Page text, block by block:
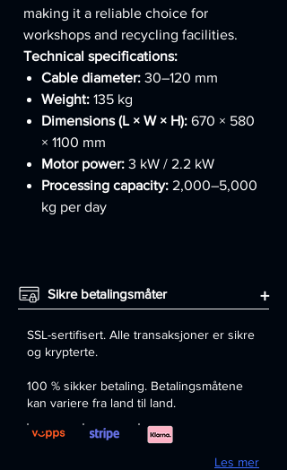
making it a reliable choice for
workshops and recycling facilities.
Technical specifications:
Cable diameter: 30–120 mm
Weight: 135 kg
Dimensions (L × W × H): 670 × 580
× 1100 mm
Motor power: 3 kW / 2.2 kW
Processing capacity: 2,000–5,000
kg per day
Sikre betalingsmåter +
SSL-sertifisert. Alle transaksjoner er sikre
og krypterte.
100 % sikker betaling. Betalingsmåtene
kan variere fra land til land.
Les mer